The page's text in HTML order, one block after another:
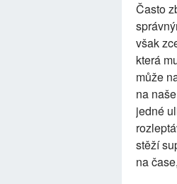
Často
však
která
může
na
jedné
stěží
na